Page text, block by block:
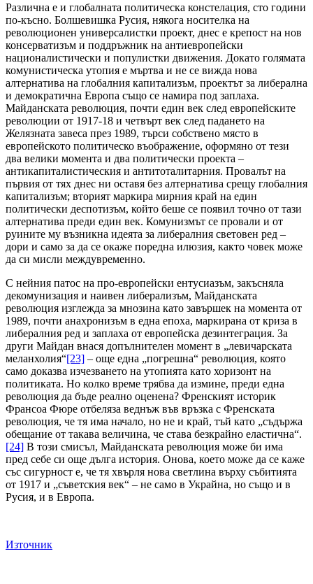
Различна е и глобалната политическа констелация, сто години
по-късно. Болшевишка Русия, някога носителка на
революционен универсалистки проект, днес е крепост на нов
консерватизъм и поддръжник на антиевропейски
националистически и популистки движения. Докато голямата
комунистическа утопия е мъртва и не се вижда нова
алтернатива на глобалния капитализъм, проектът за либерална
и демократична Европа също се намира под заплаха.
Майданската революция, почти един век след европейските
революции от 1917-18 и четвърт век след падането на
Желязната завеса през 1989, търси собствено място в
европейското политическо въображение, оформяно от тези
два велики момента и два политически проекта –
антикапиталистическия и антитоталитарния. Провалът на
първия от тях днес ни оставя без алтернатива срещу глобалния
капитализъм; вторият маркира мирния край на един
политически деспотизъм, който беше се появил точно от тази
алтернатива преди един век. Комунизмът се провали и от
руините му възникна идеята за либералния световен ред –
дори и само за да се окаже поредна илюзия, както човек може
да си мисли междувременно.
С нейния патос на про-европейски ентусиазъм, закъсняла
декомунизация и наивен либерализъм, Майданската
революция изглежда за мнозина като завършек на момента от
1989, почти анахронизъм в една епоха, маркирана от криза в
либералния ред и заплаха от европейска дезинтеграция. За
други Майдан внася допълнителен момент в „левичарската
меланхолия“[23] – още една „погрешна“ революция, която
само доказва изчезването на утопията като хоризонт на
политиката. Но колко време трябва да измине, преди една
революция да бъде реално оценена? Френският историк
Франсоа Фюре отбеляза веднъж във връзка с Френската
революция, че тя има начало, но не и край, тъй като „съдържа
обещание от такава величина, че става безкрайно еластична“.
[24] В този смисъл, Майданската революция може би има
пред себе си още дълга история. Онова, което може да се каже
със сигурност е, че тя хвърля нова светлина върху събитията
от 1917 и „съветския век“ – не само в Украйна, но също и в
Русия, и в Европа.
Източник